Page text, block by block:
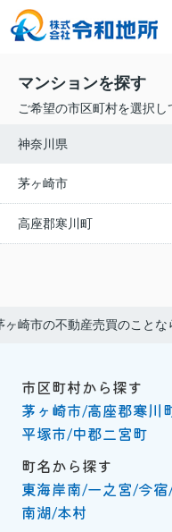
マンションを探す
ご希望の市区町村を選択し
神奈川県
茅ヶ崎市
高座郡寒川町
ヶ崎市の不動産売買のこと
市区町村から探す
茅ヶ崎市 高座郡寒川
平塚市 中郡二宮町
町名から探す
東海岸南 一之宮 今宿
南湖 本村